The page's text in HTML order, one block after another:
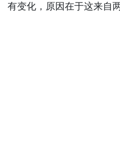
有变化，原因在于这来自